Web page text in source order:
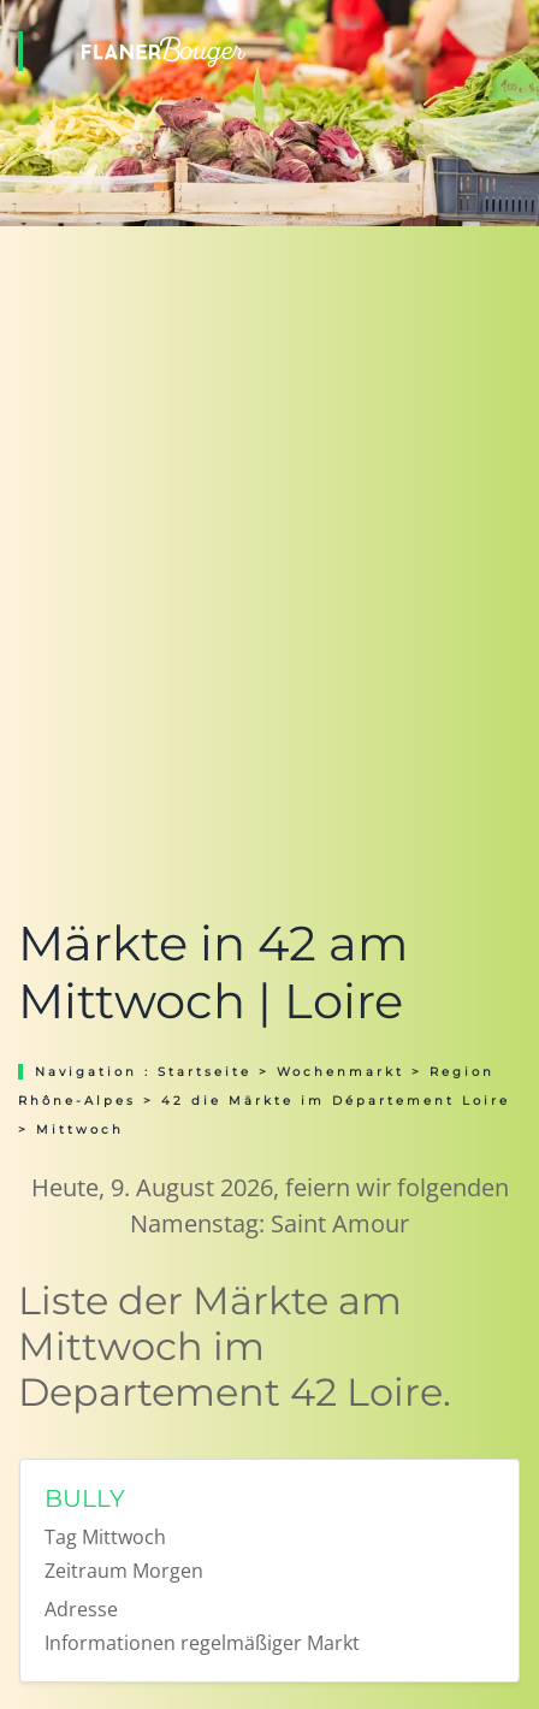
Märkte in 42 am
Mittwoch | Loire
Navigation : Startseite > Wochenmarkt > Region
Rhône-Alpes
> 42 die Märkte im Département Loire
> Mittwoch
Heute, 9. August 2026, feiern wir folgenden
Namenstag: Saint Amour
Liste der Märkte am
Mittwoch im
Departement 42 Loire.
BULLY
Tag Mittwoch
Zeitraum Morgen
Adresse
Informationen regelmäßiger Markt